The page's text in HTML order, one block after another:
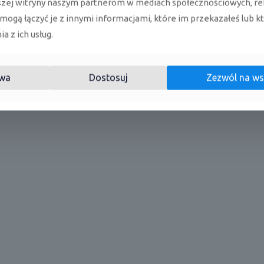
w jednostce wewnętrznej eliminuje bakterie w 99,99% przy
dla ludzkiego oka, dając nam dodatkowy komfort
AC09BK.NSJ Artcool Mirror:
witryny naszym partnerom w mediach społecznościowych,
łączyć je z innymi informacjami, które im przekazałeś lub
z ich usług.
Dostosuj Zezwól na